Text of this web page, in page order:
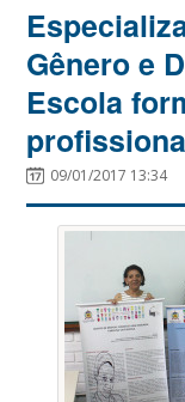
Gênero e
Escola
09/01/2017 13:34